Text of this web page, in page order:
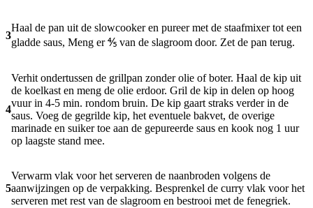
3
Haal de pan uit de slowcooker en pureer met de staafmixer tot een
gladde saus, Meng er ⅘ van de slagroom door. Zet de pan terug.
4
Verhit ondertussen de grillpan zonder olie of boter. Haal de kip uit
de koelkast en meng de olie erdoor. Gril de kip in delen op hoog
vuur in 4-5 min. rondom bruin. De kip gaart straks verder in de
saus. Voeg de gegrilde kip, het eventuele bakvet, de overige
marinade en suiker toe aan de gepureerde saus en kook nog 1 uur
op laagste stand mee.
5
Verwarm vlak voor het serveren de naanbroden volgens de
aanwijzingen op de verpakking. Besprenkel de curry vlak voor het
serveren met rest van de slagroom en bestrooi met de fenegriek.